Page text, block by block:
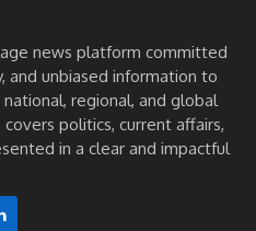
news platform committed
and unbiased information to
regional, and global
politics, current affairs,
in a clear and impactful